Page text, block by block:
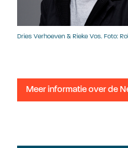
Dries Verhoeven & Rieke Vos. Foto:
Meer informatie over de